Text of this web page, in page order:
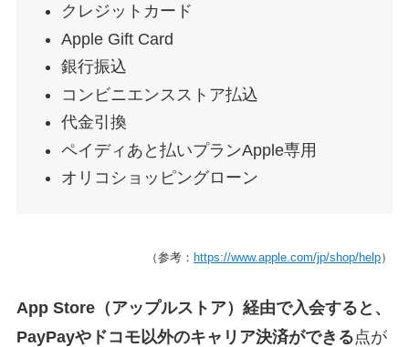
クレジットカード
Apple Gift Card
銀行振込
コンビニエンスストア払込
代金引換
ペイディあと払いプランApple専用
オリコショッピングローン
（参考： https://www.apple.com/jp/shop/help）
App Store（アップルストア）経由で入会すると、
PayPayやドコモ以外のキャリア決済ができる点が